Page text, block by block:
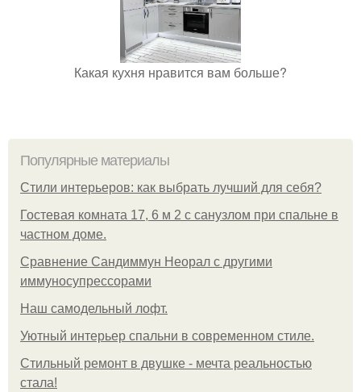
Какая кухня нравится вам больше?
Популярные материалы
Стили интерьеров: как выбрать лучший для себя?
Гостевая комната 17, 6 м 2 с санузлом при спальне в
частном доме.
Сравнение Сандиммун Неорал с другими
иммуносупрессорами
Наш самодельный лофт.
Уютный интерьер спальни в современном стиле.
Стильный ремонт в двушке - мечта реальностью
стала!